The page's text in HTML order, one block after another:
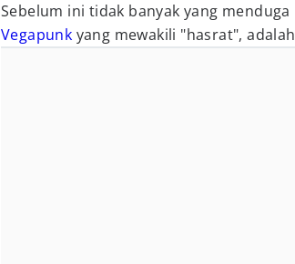
Sebelum ini tidak banyak yang
Vegapunk yang mewakili "hasrat",